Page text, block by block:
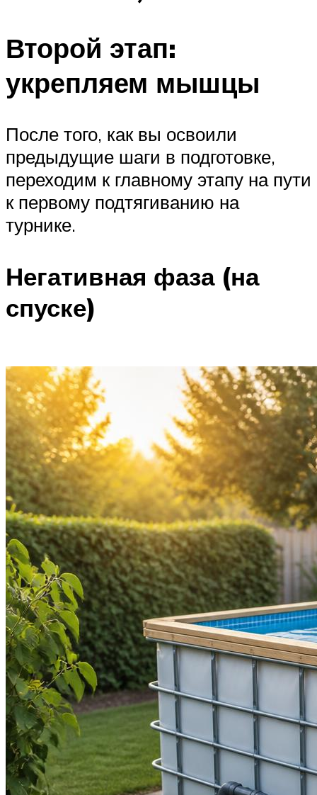
Второй этап:
укрепляем мышцы
После того, как вы освоили
предыдущие шаги в подготовке,
переходим к главному этапу на пути
к первому подтягиванию на
турнике.
Негативная фаза (на
спуске)